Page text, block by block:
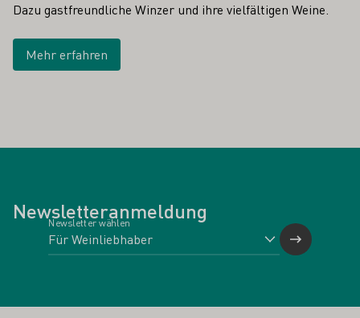
Dazu gastfreundliche Winzer und ihre vielfältigen Weine.
Mehr erfahren
Newsletteranmeldung
Newsletter wählen